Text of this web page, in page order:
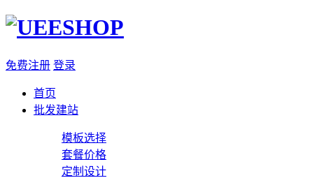
免费注册 登录
首页
批发建站
模板选择
套餐价格
定制设计